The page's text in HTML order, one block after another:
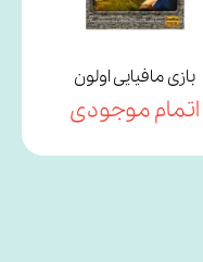
بازی مافیایی اولون
اتمام موجودی